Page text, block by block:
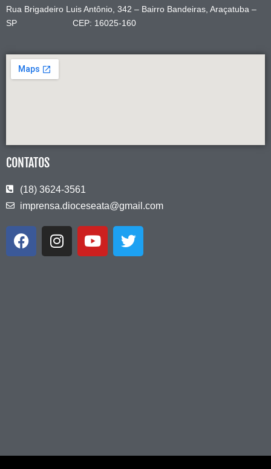
Rua Brigadeiro Luis Antônio, 342 – Bairro Bandeiras, Araçatuba –
SP CEP: 16025-160
CONTATOS
(18) 3624-3561
imprensa.dioceseata@gmail.com